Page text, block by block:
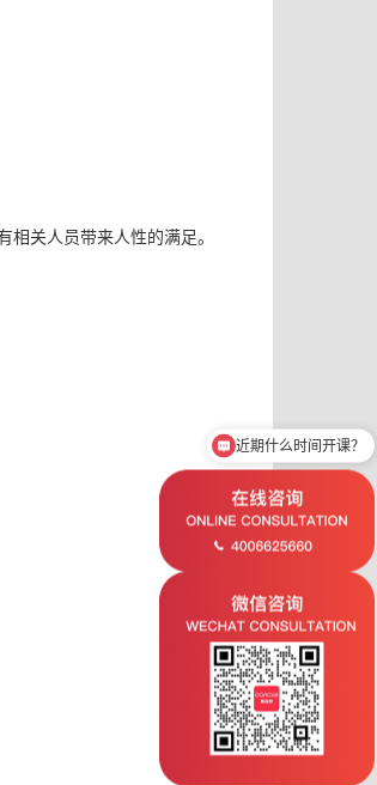
关人员带来人性的满足。
近期什么时间开课？